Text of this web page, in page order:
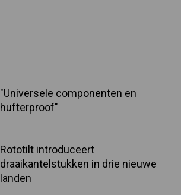
"Universele componenten en
hufterproof"
Rototilt introduceert
draaikantelstukken in drie nieuwe
landen